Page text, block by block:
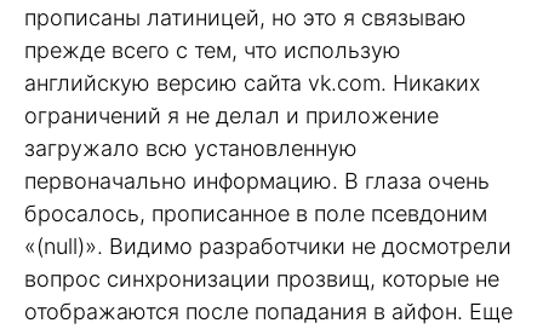
прописаны латиницей, но это я связываю
прежде всего с тем, что использую
английскую версию сайта vk.com. Никаких
ограничений я не делал и приложение
загружало всю установленную
первоначально информацию. В глаза очень
бросалось, прописанное в поле псевдоним
«(null)». Видимо разработчики не досмотрели
вопрос синхронизации прозвищ, которые не
отображаются после попадания в айфон. Еще